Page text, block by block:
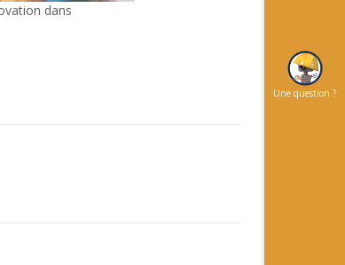
dans
Une question ?